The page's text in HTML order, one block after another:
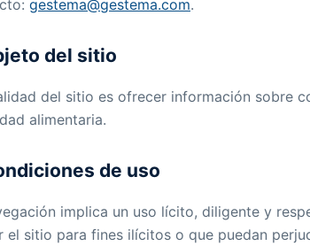
gestema@gestema.com.
del sitio
del sitio es ofrecer información sobre
alimentaria.
de uso
implica un uso lícito, diligente y
el sitio para fines ilícitos o que puedan